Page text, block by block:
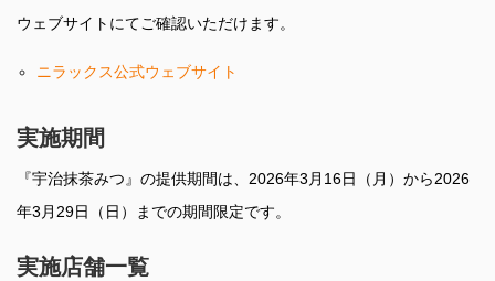
ウェブサイトにてご確認いただけます。
ニラックス公式ウェブサイト
実施期間
『宇治抹茶みつ』の提供期間は、2026年3月16日（月）から2026
年3月29日（日）までの期間限定です。
実施店舗一覧